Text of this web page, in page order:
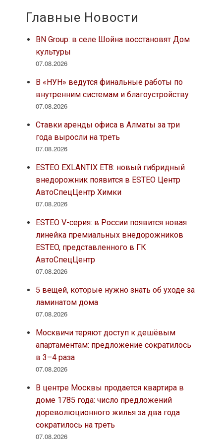
Главные Новости
BN Group: в селе Шойна восстановят Дом
культуры
07.08.2026
В «НУН» ведутся финальные работы по
внутренним системам и благоустройству
07.08.2026
Ставки аренды офиса в Алматы за три
года выросли на треть
07.08.2026
ESTEO EXLANTIX ET8: новый гибридный
внедорожник появится в ESTEO Центр
АвтоСпецЦентр Химки
07.08.2026
ESTEO V-серия: в России появится новая
линейка премиальных внедорожников
ESTEO, представленного в ГК
АвтоСпецЦентр
07.08.2026
5 вещей, которые нужно знать об уходе за
ламинатом дома
07.08.2026
Москвичи теряют доступ к дешёвым
апартаментам: предложение сократилось
в 3–4 раза
07.08.2026
В центре Москвы продается квартира в
доме 1785 года: число предложений
дореволюционного жилья за два года
сократилось на треть
07.08.2026